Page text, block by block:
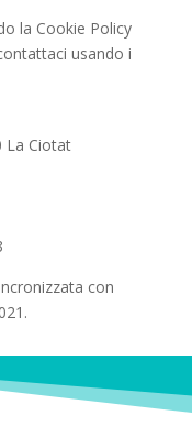
la Cookie Policy
usando i
La Ciotat
con